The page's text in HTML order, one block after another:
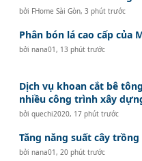
bởi FHome Sài Gòn,3 phút trước
Phân bón lá cao cấp của
bởinana01 , 13 phút trước
Dịch vụ khoan cắt bê
nhiều công trình xây
bởiquechi2020, 17 phút trước
Tăng năng suất cây
bởinana01 , 20 phút trước